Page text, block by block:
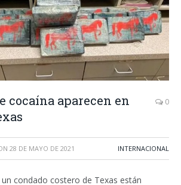
cocaína aparecen en
0
28 DE MAYO DE 2021 INTERNACIONAL
condado costero de Texas están